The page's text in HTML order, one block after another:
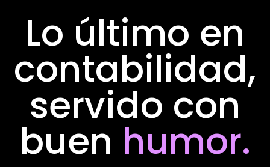
Lo último en
contabilidad,
servido con
buen humor.